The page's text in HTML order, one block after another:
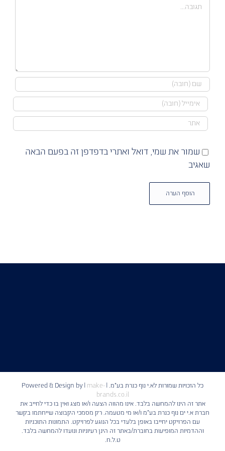
הערה
שמור את שמי, דואל ואתרי בדפדפן זה בפעם הבאה
שאגיב
כל הזכויות שמורות לא.י נוף כנרת בע"מ. | Powered & Design by | make-
brands.co.il
אתר זה הינו להמחשה בלבד. אינו מהווה הצעה ו/או מצג ואין בו כדי לחייב את
חברת א.י ים נוף כנרת בע"מ ו/או מי מטעמה. רק מסמכי הקבוצה שייחתמו בקשר
עם הפרויקט יחייבו באופן בלעדי בכל הנוגע לפרויקט. התמונות התוכניות
וההדמיות המופיעות בחוברת/באתר זה הינן רעיוניות ונועדו להמחשה בלבד.
ט.ל.ח.